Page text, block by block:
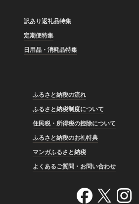
訳あり返礼品特集
定期便特集
日用品・消耗品特集
ふるさと納税の流れ
ふるさと納税制度について
住民税・所得税の控除について
ふるさと納税のお礼特典
マンガふるさと納税
よくあるご質問・お問い合わせ